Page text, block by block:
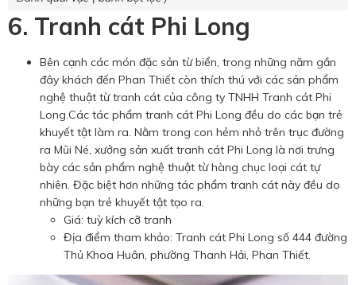
6. Tranh cát Phi Long
Bên cạnh các món đặc sản từ biển, trong những năm gần
đây khách đến Phan Thiết còn thích thú với các sản phẩm
nghệ thuật từ tranh cát của công ty TNHH Tranh cát Phi
Long.Các tác phẩm tranh cát Phi Long đều do các bạn trẻ
khuyết tật làm ra. Nằm trong con hẻm nhỏ trên trục đường
ra Mũi Né, xưởng sản xuất tranh cát Phi Long là nơi trưng
bày các sản phẩm nghệ thuật từ hàng chục loại cát tự
nhiên. Đặc biệt hơn những tác phẩm tranh cát này đều do
những bạn trẻ khuyết tật tạo ra.
Giá: tuỳ kích cỡ tranh
Địa điểm tham khảo: Tranh cát Phi Long số 444 đường
Thủ Khoa Huân, phường Thanh Hải, Phan Thiết.